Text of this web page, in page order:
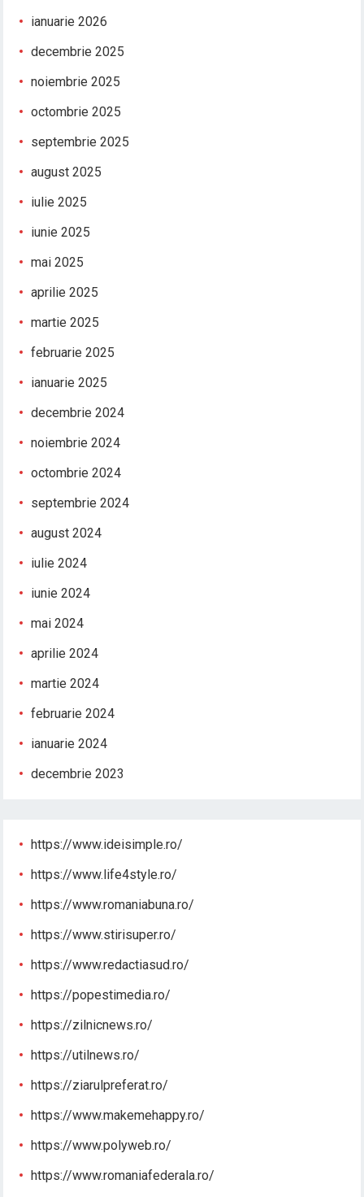
ianuarie 2026
decembrie 2025
noiembrie 2025
octombrie 2025
septembrie 2025
august 2025
iulie 2025
iunie 2025
mai 2025
aprilie 2025
martie 2025
februarie 2025
ianuarie 2025
decembrie 2024
noiembrie 2024
octombrie 2024
septembrie 2024
august 2024
iulie 2024
iunie 2024
mai 2024
aprilie 2024
martie 2024
februarie 2024
ianuarie 2024
decembrie 2023
https://www.ideisimple.ro/
https://www.life4style.ro/
https://www.romaniabuna.ro/
https://www.stirisuper.ro/
https://www.redactiasud.ro/
https://popestimedia.ro/
https://zilnicnews.ro/
https://utilnews.ro/
https://ziarulpreferat.ro/
https://www.makemehappy.ro/
https://www.polyweb.ro/
https://www.romaniafederala.ro/